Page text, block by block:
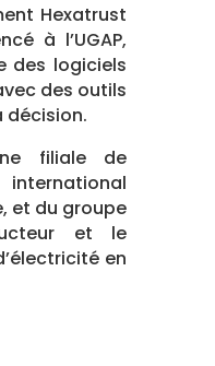
Hexatrust
à l’UGAP,
des logiciels
des outils
décision.
filiale de
et du groupe
et le
en